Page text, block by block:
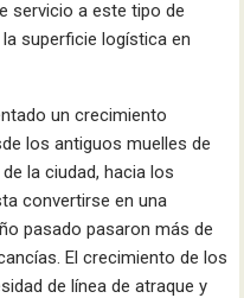
servicio a este tipo de
superficie logística en
un crecimiento
los antiguos muelles de
la ciudad, hacia los
convertirse en una
pasado pasaron más de
El crecimiento de los
de línea de atraque y